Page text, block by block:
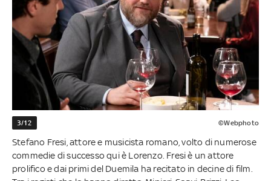
3/12 ©Webphoto
Stefano Fresi, attore e musicista romano, volto di numerose
commedie di successo qui è Lorenzo. Fresi è un attore
prolifico e dai primi del Duemila ha recitato in decine di film.